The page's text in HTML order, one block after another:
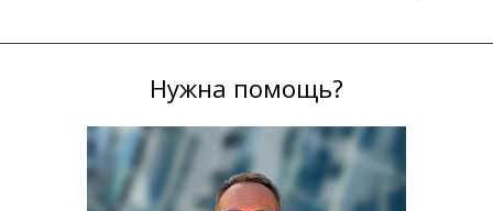
Нужна помощь?